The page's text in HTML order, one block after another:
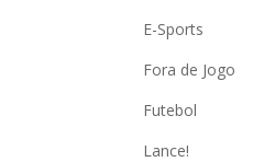
E-Sports
Fora de Jogo
Futebol
Lance!